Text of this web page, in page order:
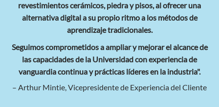
revestimientos cerámicos, piedra y pisos, al ofrecer una
alternativa digital a su propio ritmo a los métodos de
aprendizaje tradicionales.
Seguimos comprometidos a ampliar y mejorar el alcance de
las capacidades de la Universidad con experiencia de
vanguardia continua y prácticas líderes en la industria".
– Arthur Mintie, Vicepresidente de Experiencia del Cliente